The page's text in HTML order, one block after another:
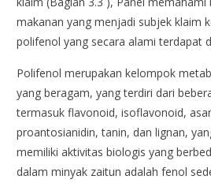
makanan yang menjadi subjek klaim
polifenol yang secara alami terdapat
Polifenol merupakan kelompok
yang beragam, yang terdiri dari
termasuk flavonoid, isoflavonoid,
proantosianidin, tanin, dan lignan,
memiliki aktivitas biologis yang
dalam minyak zaitun adalah fenol